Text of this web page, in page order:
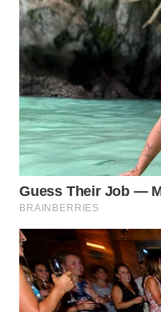
As placas podem ser
tamanhos e formatos
desenhos no piso,
parecem tapetes
sala, jantar ou home